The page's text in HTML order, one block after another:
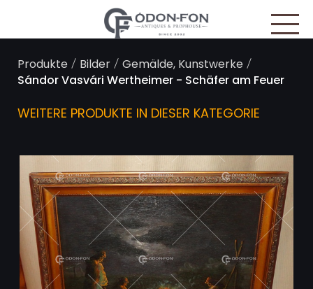
Produkte/ Bilder/Gemälde, Kunstwerke/
Sándor Vasvári Wertheimer - Schäfer am Feuer
WEITERE PRODUKTE IN DIESER KATEGORIE